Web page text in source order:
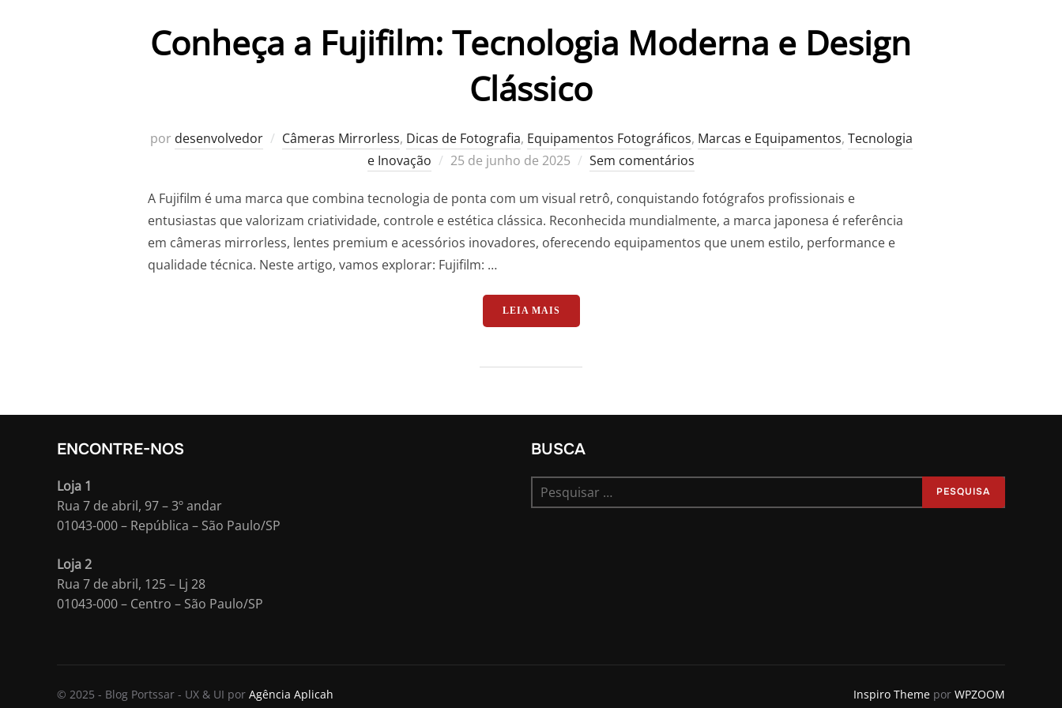
Conheça a Fujifilm: Tecnologia Moderna e Design
Clássico
por desenvolvedor Câmeras Mirrorless, Dicas de Fotografia, Equipamentos Fotográficos, Marcas e Equipamentos, Tecnologia
e Inovação
Postado
25 de junho de 2025 Sem comentários
A Fujifilm é uma marca que combina tecnologia de ponta com um visual retrô, conquistando fotógrafos profissionais e
entusiastas que valorizam criatividade, controle e estética clássica. Reconhecida mundialmente, a marca japonesa é referência
em câmeras mirrorless, lentes premium e acessórios inovadores, oferecendo equipamentos que unem estilo, performance e
qualidade técnica. Neste artigo, vamos explorar: Fujifilm: …
LEIA MAIS“CONHEÇA A FUJIFILM: TECNOLOGIA MODERNA E DESIGN CLÁSSICO”
ENCONTRE-NOS
Loja 1
Rua 7 de abril, 97 – 3º andar
01043-000 – República – São Paulo/SP
Loja 2
Rua 7 de abril, 125 – Lj 28
01043-000 – Centro – São Paulo/SP
BUSCA
Pesquisar
por:
PESQUISA
© 2025 - Blog Portssar - UX & UI por Agência Aplicah Inspiro Theme por WPZOOM